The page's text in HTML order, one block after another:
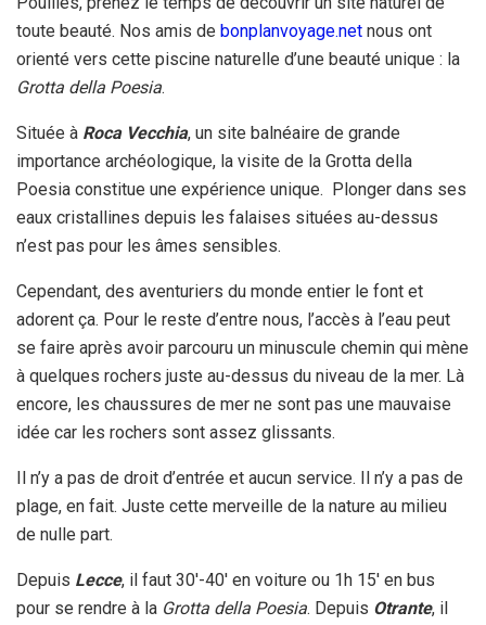
toute beauté. Nos amis de bonplanvoyage.net nous ont
orienté vers cette piscine naturelle d’une beauté unique : la
Grotta della Poesia.
Située à Roca Vecchia, un site balnéaire de grande
importance archéologique, la visite de la Grotta della
Poesia constitue une expérience unique. Plonger dans ses
eaux cristallines depuis les falaises situées au-dessus
n’est pas pour les âmes sensibles.
Cependant, des aventuriers du monde entier le font et
adorent ça. Pour le reste d’entre nous, l’accès à l’eau peut
se faire après avoir parcouru un minuscule chemin qui mène
à quelques rochers juste au-dessus du niveau de la mer. Là
encore, les chaussures de mer ne sont pas une mauvaise
idée car les rochers sont assez glissants.
Il n’y a pas de droit d’entrée et aucun service. Il n’y a pas de
plage, en fait. Juste cette merveille de la nature au milieu
de nulle part.
Depuis Lecce, il faut 30′-40′ en voiture ou 1h 15′ en bus
pour se rendre à la Grotta della Poesia. Depuis Otrante, il